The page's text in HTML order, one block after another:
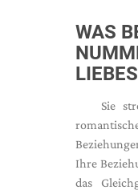
WAS
Sie
Ihre
das